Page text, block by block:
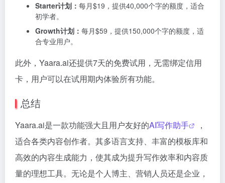
Starter计划： 每月$19，提供40,000个字的额度，适合
初学者。
Growth计划： 每月$59，提供150,000个字的额度，适
合专业用户。
此外，Yaara.ai还提供7天的免费试用，无需绑定信用
卡，用户可以在试用期内体验所有功能。
总结
Yaara.ai是一款功能强大且用户友好的AI写作助手
，
适合各类内容创作者。其多语言支持、丰富的模板库和
高效的内容生成能力，使其成为提升写作效率和内容质
量的理想工具。无论是个人博主、营销人员还是企业，